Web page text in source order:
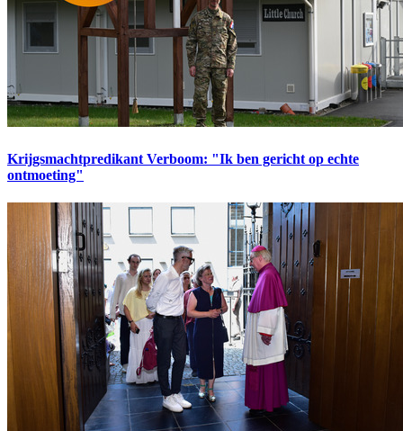
Krijgsmachtpredikant Verboom: "Ik ben gericht op echte
ontmoeting"